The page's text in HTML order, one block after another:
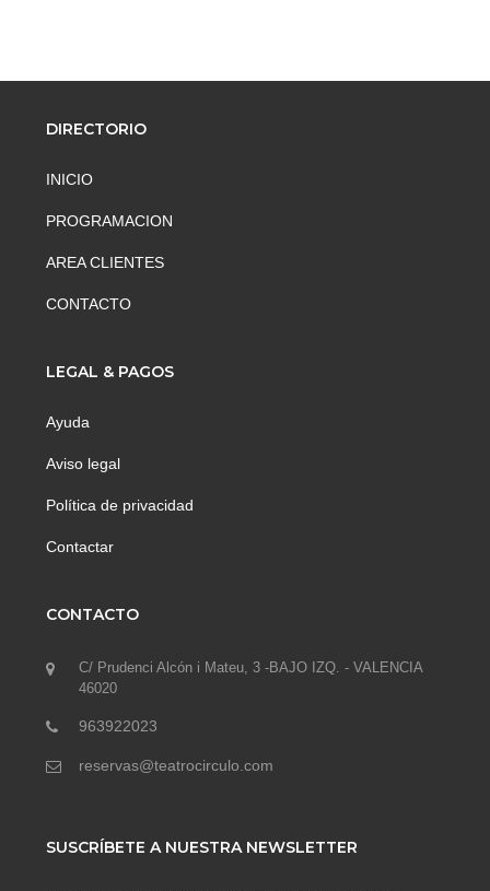
DIRECTORIO
INICIO
PROGRAMACION
AREA CLIENTES
CONTACTO
LEGAL & PAGOS
Ayuda
Aviso legal
Política de privacidad
Contactar
CONTACTO
C/ Prudenci Alcón i Mateu, 3 -BAJO IZQ. - VALENCIA
46020
963922023
reservas@teatrocirculo.com
SUSCRÍBETE A NUESTRA NEWSLETTER